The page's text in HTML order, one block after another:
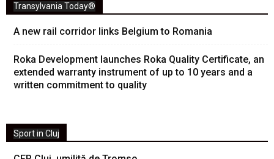
Transylvania Today®
A new rail corridor links Belgium to Romania
Roka Development launches Roka Quality Certificate, an
extended warranty instrument of up to 10 years and a
written commitment to quality
Sport in Cluj